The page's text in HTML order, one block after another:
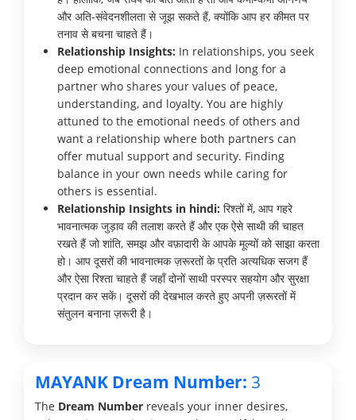
और अति-संवेदनशीलता से जूझ सकते हैं, क्योंकि आप हर कीमत पर
तनाव से बचना चाहते हैं।
Relationship Insights: In relationships, you seek
deep emotional connections and long for a
partner who shares your values of peace,
understanding, and loyalty. You are highly
attuned to the emotional needs of others and
want a relationship where both partners can
offer mutual support and security. Finding
balance in your own needs while caring for
others is essential.
Relationship Insights in hindi: रिश्तों में, आप गहरे
भावनात्मक जुड़ाव की तलाश करते हैं और एक ऐसे साथी की चाहत
रखते हैं जो शांति, समझ और वफ़ादारी के आपके मूल्यों को साझा करता
हो। आप दूसरों की भावनात्मक ज़रूरतों के प्रति अत्यधिक सजग हैं
और ऐसा रिश्ता चाहते हैं जहाँ दोनों साथी परस्पर सहयोग और सुरक्षा
प्रदान कर सकें। दूसरों की देखभाल करते हुए अपनी ज़रूरतों में
संतुलन बनाना ज़रूरी है।
MAYANK Dream Number: 3
The Dream Number reveals your inner desires,